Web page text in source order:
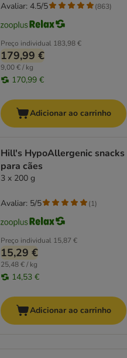
Preço individual 183,98 €
179,99 €
9,00 € / kg
170,99 €
Avaliar: 4.5/5 (863)
Adicionar ao carrinho
Hill's HypoAllergenic snacks
para cães
3 x 200 g
Preço individual 15,87 €
15,29 €
25,48 € / kg
14,53 €
Avaliar: 5/5 (1)
Adicionar ao carrinho